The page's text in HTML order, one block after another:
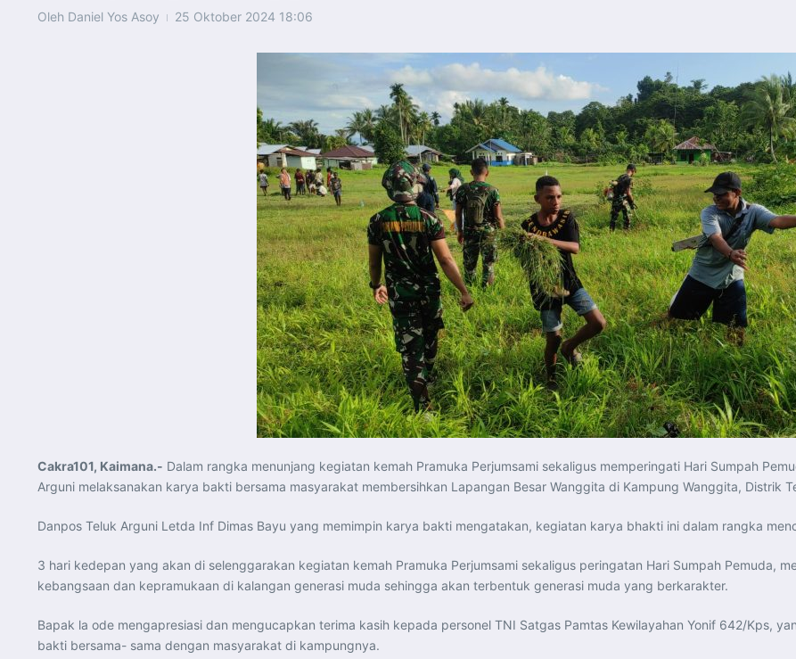
Oleh Daniel Yos Asoy 25 Oktober 2024 18:06
Cakra101, Kaimana.- Dalam rangka menunjang kegiatan kemah Pramuka Perjumsami sekaligus memperingati Hari Sumpah
Arguni melaksanakan karya bakti bersama masyarakat membersihkan Lapangan Besar Wanggita di Kampung Wanggita, Distrik
Danpos Teluk Arguni Letda Inf Dimas Bayu yang memimpin karya bakti mengatakan, kegiatan karya bhakti ini dalam rangka
3 hari kedepan yang akan di selenggarakan kegiatan kemah Pramuka Perjumsami sekaligus peringatan Hari Sumpah Pemuda,
kebangsaan dan kepramukaan di kalangan generasi muda sehingga akan terbentuk generasi muda yang berkarakter.
Bapak la ode mengapresiasi dan mengucapkan terima kasih kepada personel TNI Satgas Pamtas Kewilayahan Yonif 642/Kps,
bakti bersama- sama dengan masyarakat di kampungnya.